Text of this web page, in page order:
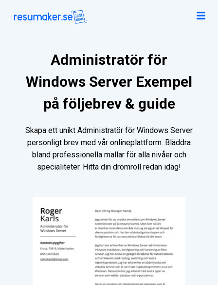
Administratör för
Windows Server Exempel
på följebrev & guide
Skapa ett unikt Administratör för Windows Server
personligt brev med vår onlineplattform. Bläddra
bland professionella mallar för alla nivåer och
specialiteter. Hitta din drömroll redan idag!